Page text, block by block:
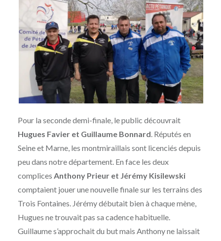
Pour la seconde demi-finale, le public découvrait
Hugues Favier et Guillaume Bonnard . Réputés en
Seine et Marne, les montmiraillais sont licenciés depuis
peu dans notre département. En face les deux
complices Anthony Prieur et Jérémy Kisilewski
comptaient jouer une nouvelle finale sur les terrains des
Trois Fontaines. Jérémy débutait bien à chaque mène,
Hugues ne trouvait pas sa cadence habituelle.
Guillaume s’approchait du but mais Anthony ne laissait